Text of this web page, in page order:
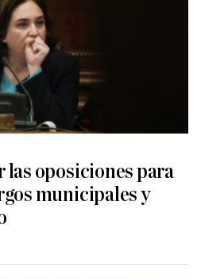
las oposiciones para
municipales y